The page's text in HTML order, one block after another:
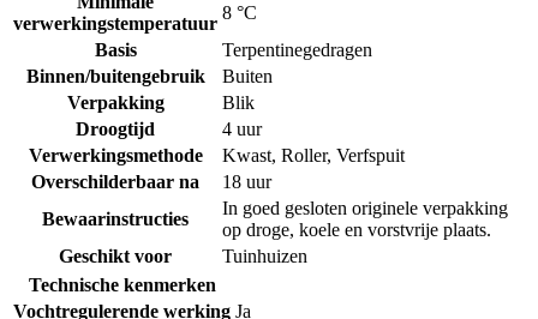
verwerkingstemperatuur
8 °C
Basis
Terpentinegedragen
Binnen/buitengebruik
Buiten
Verpakking
Blik
Droogtijd
4 uur
Verwerkingsmethode
Kwast, Roller, Verfspuit
Overschilderbaar na
18 uur
Bewaarinstructies
In goed gesloten originele verpakking
op droge, koele en vorstvrije plaats.
Geschikt voor
Tuinhuizen
Technische kenmerken
Vochtregulerende werking Ja